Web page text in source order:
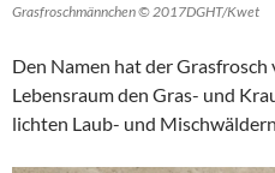
Grasfroschmännchen © 2017DGHT/Kwet
Den Namen hat der
Lebensraum den Gras- und
lichten Laub- und Mischwäldern.